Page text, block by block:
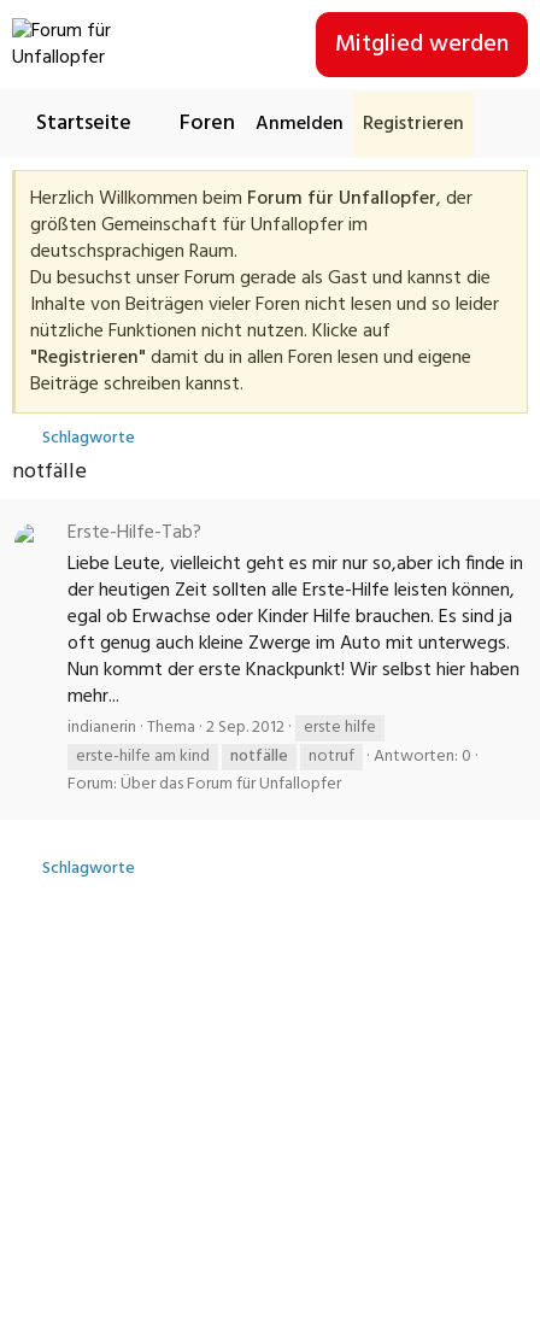
Mitglied werden
Startseite Foren Neues Sponsor
Anmelden Registrieren
Herzlich Willkommen beim Forum für Unfallopfer, der
größten Gemeinschaft für Unfallopfer im
deutschsprachigen Raum.
Du besuchst unser Forum gerade als Gast und kannst die
Inhalte von Beiträgen vieler Foren nicht lesen und so leider
nützliche Funktionen nicht nutzen. Klicke auf
"Registrieren"damit du in allen Foren lesen und eigene
Beiträge schreiben kannst.
Schlagworte
notfälle
Erste-Hilfe-Tab?
Liebe Leute, vielleicht geht es mir nur so,aber ich finde in
der heutigen Zeit sollten alle Erste-Hilfe leisten können,
egal ob Erwachse oder Kinder Hilfe brauchen. Es sind ja
oft genug auch kleine Zwerge im Auto mit unterwegs.
Nun kommt der erste Knackpunkt! Wir selbst hier haben
mehr...
indianerin Thema 2 Sep. 2012
erste hilfe
erste-hilfe am kind
notfälle notruf
Antworten: 0
Forum: Über das Forum für Unfallopfer
Schlagworte